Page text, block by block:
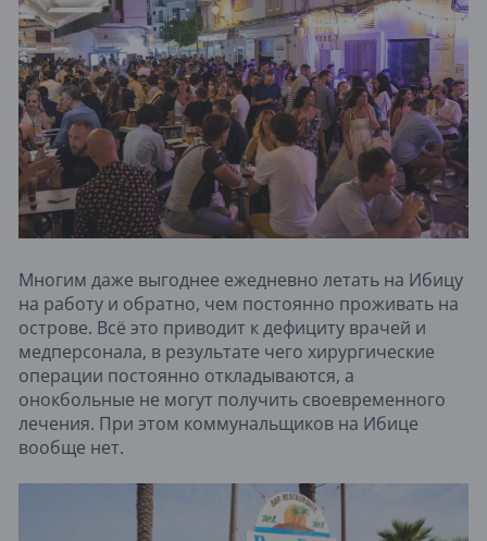
Многим даже выгоднее ежедневно летать на Ибицу
на работу и обратно, чем постоянно проживать на
острове. Всё это приводит к дефициту врачей и
медперсонала, в результате чего хирургические
операции постоянно откладываются, а
онокбольные не могут получить своевременного
лечения. При этом коммунальщиков на Ибице
вообще нет.